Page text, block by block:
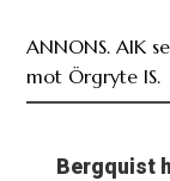
ANNONS. AIK
mot Örgryte IS.
Bergquist